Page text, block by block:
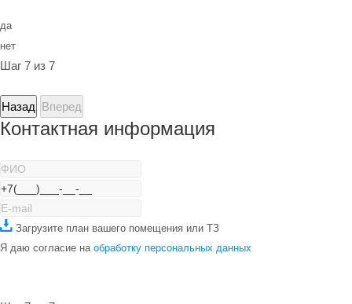
да
нет
Шаг 7 из 7
Назад Вперед
Контактная информация
Загрузите план вашего помещения или ТЗ
Я даю согласие на обработку персональных данных